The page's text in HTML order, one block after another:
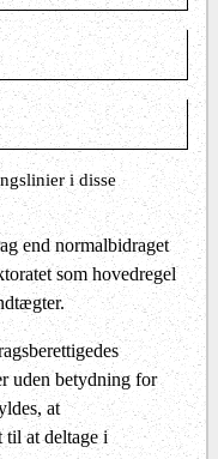
i disse
end normalbidraget
som hovedregel
uden betydning for
at
at deltage i